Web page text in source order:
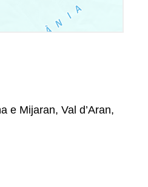
e Mijaran, Val d’Aran,